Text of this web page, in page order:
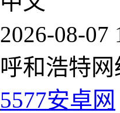
2026-08-07
呼和浩特
5577安卓网